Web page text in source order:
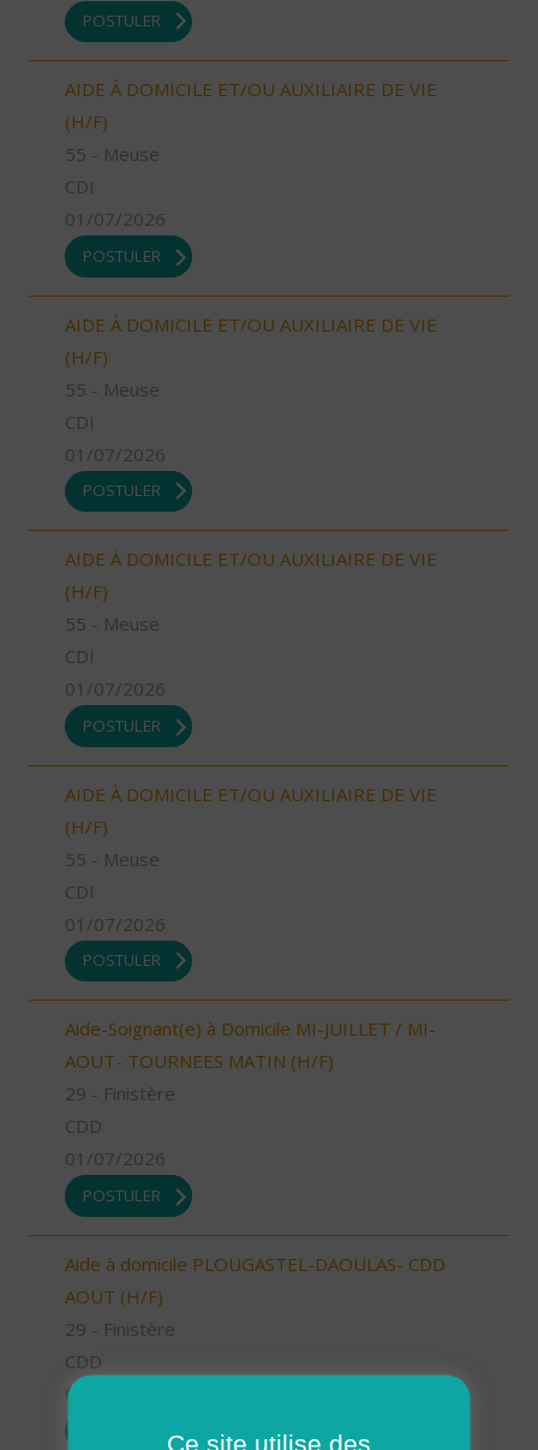
POSTULER
AIDE À DOMICILE ET/OU AUXILIAIRE DE VIE
(H/F)
55 - Meuse
CDI
01/07/2026
POSTULER
AIDE À DOMICILE ET/OU AUXILIAIRE DE VIE
(H/F)
55 - Meuse
CDI
01/07/2026
POSTULER
AIDE À DOMICILE ET/OU AUXILIAIRE DE VIE
(H/F)
55 - Meuse
CDI
01/07/2026
POSTULER
AIDE À DOMICILE ET/OU AUXILIAIRE DE VIE
(H/F)
55 - Meuse
CDI
01/07/2026
POSTULER
Aide-Soignant(e) à Domicile MI-JUILLET / MI-
AOUT- TOURNEES MATIN (H/F)
29 - Finistère
CDD
01/07/2026
POSTULER
Aide à domicile PLOUGASTEL-DAOULAS- CDD
AOUT (H/F)
29 - Finistère
CDD
01/07/2026
Ce site utilise des